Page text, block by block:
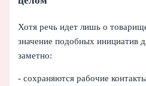
Хотя речь идет лишь о
значение подобных инициатив
заметно:
- сохраняются рабочие